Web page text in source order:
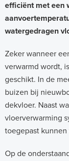
efficiënt met een
watergedragen
Zeker wanneer
verwarmd wordt,
geschikt. In de
buizen bij
dekvloer. Naast
vloerverwarming
toegepast kunnen
Op de